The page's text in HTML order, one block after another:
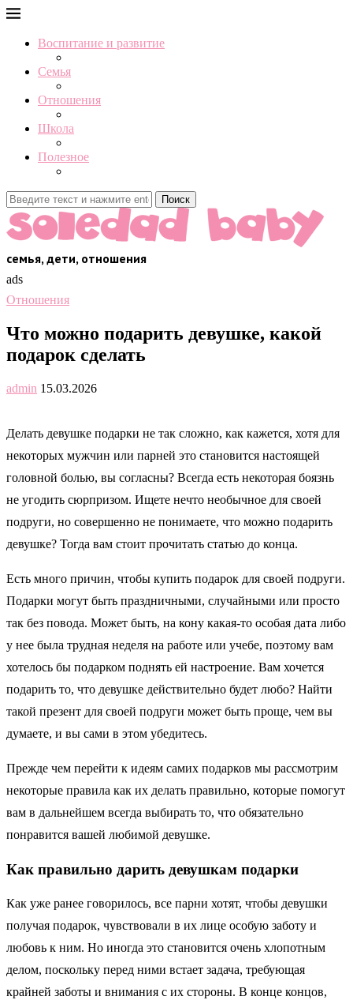
Воспитание и развитие
Семья
Отношения
Школа
Полезное
Поиск
семья, дети, отношения
ads
Отношения
Что можно подарить девушке, какой
подарок сделать
admin 15.03.2026
Делать девушке подарки не так сложно, как кажется, хотя для
некоторых мужчин или парней это становится настоящей
головной болью, вы согласны? Всегда есть некоторая боязнь
не угодить сюрпризом. Ищете нечто необычное для своей
подруги, но совершенно не понимаете, что можно подарить
девушке? Тогда вам стоит прочитать статью до конца.
Есть много причин, чтобы купить подарок для своей подруги.
Подарки могут быть праздничными, случайными или просто
так без повода. Может быть, на кону какая-то особая дата либо
у нее была трудная неделя на работе или учебе, поэтому вам
хотелось бы подарком поднять ей настроение. Вам хочется
подарить то, что девушке действительно будет любо? Найти
такой презент для своей подруги может быть проще, чем вы
думаете, и вы сами в этом убедитесь.
Прежде чем перейти к идеям самих подарков мы рассмотрим
некоторые правила как их делать правильно, которые помогут
вам в дальнейшем всегда выбирать то, что обязательно
понравится вашей любимой девушке.
Как правильно дарить девушкам подарки
Как уже ранее говорилось, все парни хотят, чтобы девушки
получая подарок, чувствовали в их лице особую заботу и
любовь к ним. Но иногда это становится очень хлопотным
делом, поскольку перед ними встает задача, требующая
крайней заботы и внимания с их стороны. В конце концов,